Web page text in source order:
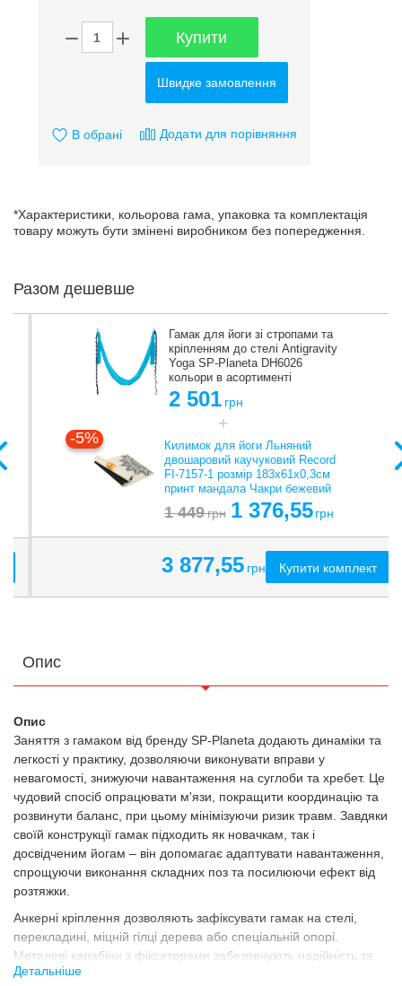
Купити
Швидке замовлення
В обрані Додати для порівняння
*Характеристики, кольорова гама, упаковка та комплектація
товару можуть бути змінені виробником без попередження.
Разом дешевше
Гамак для йоги зі стропами та
кріпленням до стелі Antigravity
Yoga SP-Planeta DH6026
кольори в асортименті
2 501грн
-5%
Килимок для йоги Льняний
двошаровий каучуковий Record
FI-7157-1 розмір 183x61x0,3см
принт мандала Чакри бежевий
1 449грн 1 376,55грн
3 877,55грн Купити комплект
Опис
Опис
Заняття з гамаком від бренду SP-Planeta додають динаміки та
легкості у практику, дозволяючи виконувати вправи у
невагомості, знижуючи навантаження на суглоби та хребет. Це
чудовий спосіб опрацювати м'язи, покращити координацію та
розвинути баланс, при цьому мінімізуючи ризик травм. Завдяки
своїй конструкції гамак підходить як новачкам, так і
досвідченим йогам – він допомагає адаптувати навантаження,
спрощуючи виконання складних поз та посилюючи ефект від
розтяжки.
Анкерні кріплення дозволяють зафіксувати гамак на стелі,
перекладині, міцній гілці дерева або спеціальній опорі.
Металеві карабіни з фіксаторами забезпечують надійність та
безпеку, а нейлонові стропи з 13 петлями дають можливість
Детальніше